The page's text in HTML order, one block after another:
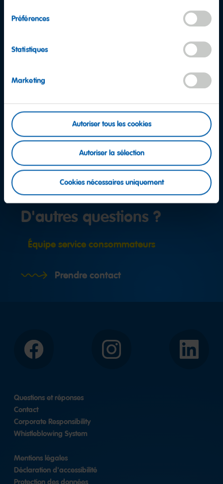
Préférences
Statistiques
Marketing
Autoriser tous les cookies
Autoriser la sélection
Cookies nécessaires uniquement
D'autres questions ?
Équipe service consommateurs
Prendre contact
Facebook Instagram LinkedIn
Questions et réponses
Contact
Corporate Responsibility
Whistleblowing System
Mentions légales
Déclaration d'accessibilité
Protection des données